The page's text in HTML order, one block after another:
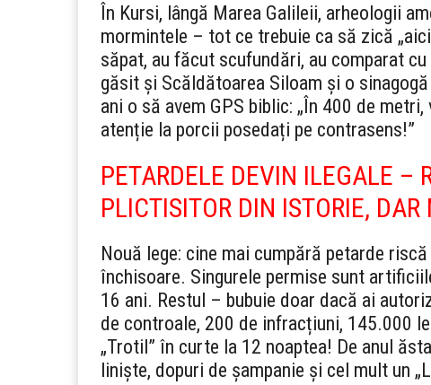
În Kursi, lângă Marea Galileii, arheologii
mormintele – tot ce trebuie ca să zică
săpat, au făcut scufundări, au comparat
găsit și Scăldătoarea Siloam și o
ani o să avem GPS biblic: „În 400 de
atenție la porcii posedați pe contrasens!”
PETARDELE DEVIN ILEGALE
PLICTISITOR DIN ISTORIE,
Nouă lege: cine mai cumpără petarde
închisoare. Singurele permise sunt
16 ani. Restul – bubuie doar dacă ai
de controale, 200 de infracțiuni, 145.000
„Trotil” în curte la 12 noaptea! De anul
liniște, dopuri de șampanie și cel mult un